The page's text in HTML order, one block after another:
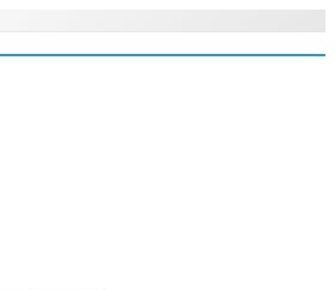
те, що вам потрібно